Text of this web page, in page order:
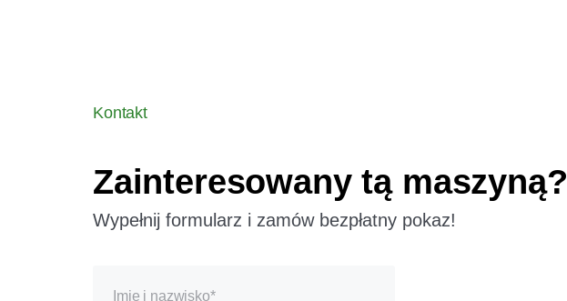
Kontakt
Zainteresowany tą maszyną?
Wypełnij formularz i zamów bezpłatny pokaz!